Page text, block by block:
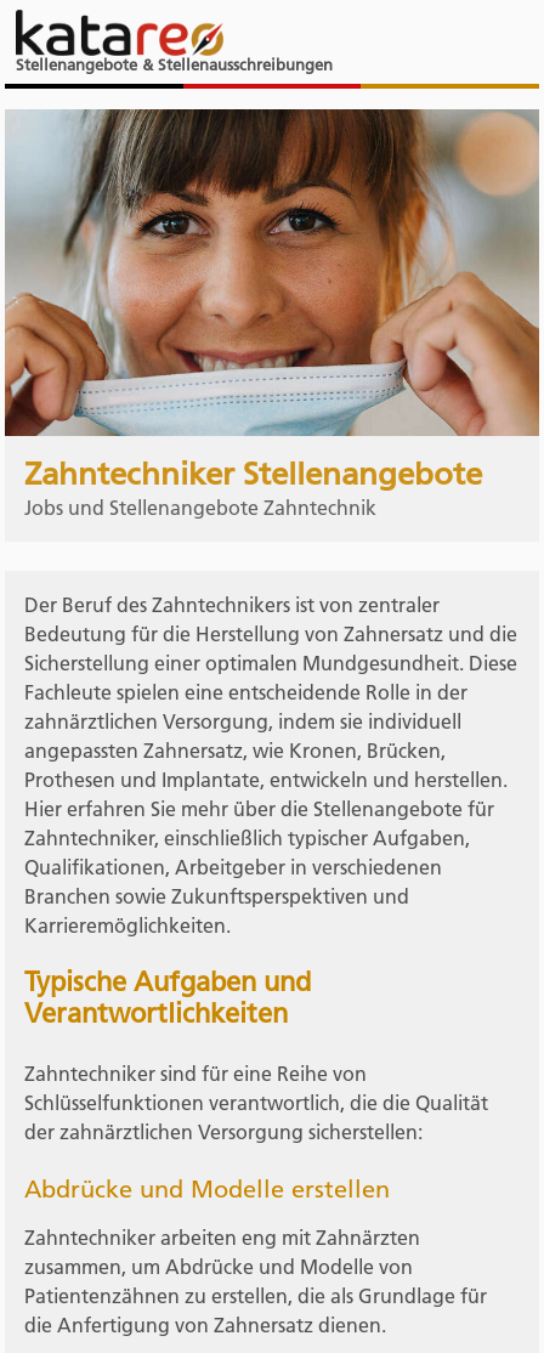
Stellenangebote & Stellenausschreibungen
Zahntechniker Stellenangebote
Jobs und Stellenangebote Zahntechnik
Der Beruf des Zahntechnikers ist von zentraler
Bedeutung für die Herstellung von Zahnersatz und die
Sicherstellung einer optimalen Mundgesundheit. Diese
Fachleute spielen eine entscheidende Rolle in der
zahnärztlichen Versorgung, indem sie individuell
angepassten Zahnersatz, wie Kronen, Brücken,
Prothesen und Implantate, entwickeln und herstellen.
Hier erfahren Sie mehr über die Stellenangebote für
Zahntechniker, einschließlich typischer Aufgaben,
Qualifikationen, Arbeitgeber in verschiedenen
Branchen sowie Zukunftsperspektiven und
Karrieremöglichkeiten.
Typische Aufgaben und
Verantwortlichkeiten
Zahntechniker sind für eine Reihe von
Schlüsselfunktionen verantwortlich, die die Qualität
der zahnärztlichen Versorgung sicherstellen:
Abdrücke und Modelle erstellen
Zahntechniker arbeiten eng mit Zahnärzten
zusammen, um Abdrücke und Modelle von
Patientenzähnen zu erstellen, die als Grundlage für
die Anfertigung von Zahnersatz dienen.